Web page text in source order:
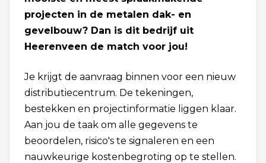
projecten in de metalen dak- en
gevelbouw? Dan is dit bedrijf uit
Heerenveen de match voor jou!
Je krijgt de aanvraag binnen voor een nieuw
distributiecentrum. De tekeningen,
bestekken en projectinformatie liggen klaar.
Aan jou de taak om alle gegevens te
beoordelen, risico's te signaleren en een
nauwkeurige kostenbegroting op te stellen.